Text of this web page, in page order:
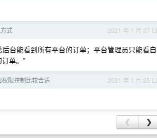
2021 年 1 月 27 日
式
台能看到所有平台的订单；平台管理员只能看自
单。”
2021 年 1 月 25 日
限控制比较合适
❮ ❯